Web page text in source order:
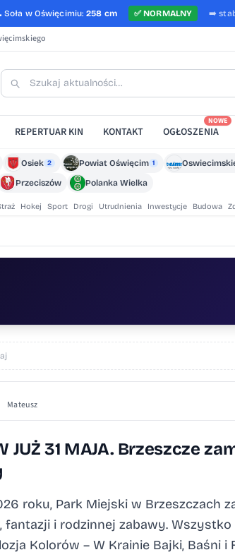
Soła w Oświęcimiu: 258 cm ✅NORMALNY ➡️
REPERTUAR KIN KONTAKT OGŁOSZENIA
NOWE
Osiek 2 Powiat Oświęcim 1
Przeciszów Polanka Wielka
Hokej Sport Drogi Utrudnienia Inwestycje Budowa
Mateusz
JUŻ 31 MAJA. Brzeszcze
roku, Park Miejski w Brzeszczach
fantazji i rodzinnej zabawy.
Kolorów – W Krainie Bajki, Baśni i